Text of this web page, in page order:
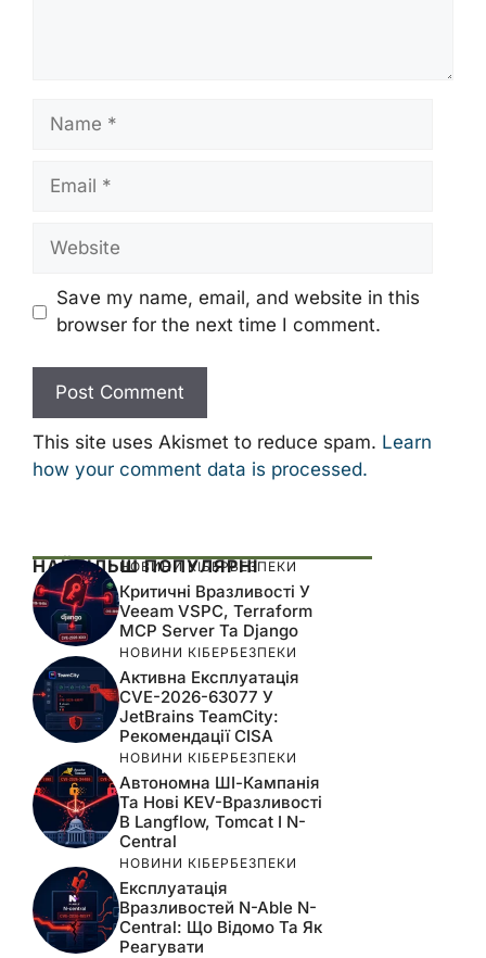
Name
Email
Website
Save my name, email, and website in this
browser for the next time I comment.
This site uses Akismet to reduce spam. Learn
how your comment data is processed.
НАЙБІЛЬШ ПОПУЛЯРНІ
НОВИНИ КІБЕРБЕЗПЕКИ
Критичні Вразливості У
Veeam VSPC, Terraform
MCP Server Та Django
НОВИНИ КІБЕРБЕЗПЕКИ
Активна Експлуатація
CVE-2026-63077 У
JetBrains TeamCity:
Рекомендації CISA
НОВИНИ КІБЕРБЕЗПЕКИ
Автономна ШІ-Кампанія
Та Нові KEV-Вразливості
В Langflow, Tomcat І N-
Central
НОВИНИ КІБЕРБЕЗПЕКИ
Експлуатація
Вразливостей N-Able N-
Central: Що Відомо Та Як
Реагувати